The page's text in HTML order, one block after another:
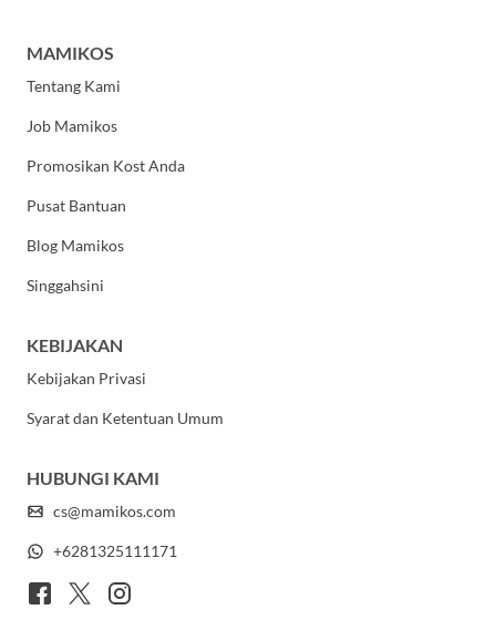
MAMIKOS
Tentang Kami
Job Mamikos
Promosikan Kost Anda
Pusat Bantuan
Blog Mamikos
Singgahsini
KEBIJAKAN
Kebijakan Privasi
Syarat dan Ketentuan Umum
HUBUNGI KAMI
cs@mamikos.com
+6281325111171